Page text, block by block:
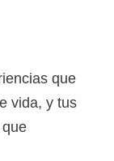
que
vida, y tus